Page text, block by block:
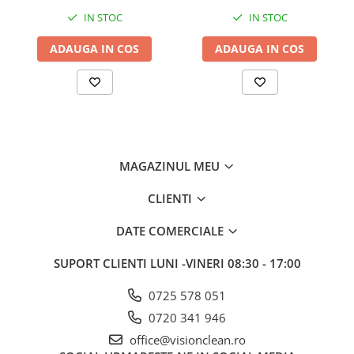
Produse hoteliere
Accesorii hoteliere
Carucioare camerista hotel
Gama de cosmetice hoteliere
Gama de cosmetice hoteliere I Am
Gama de cosmetice hoteliere Lux
Gama de cosmetice hoteliere
IN STOC
ADAUGA IN COS
IN STOC
ADAUGA IN COS
MAGAZINUL MEU
CLIENTI
DATE COMERCIALE
SUPORT CLIENTI LUNI -VINERI 08:30 - 17:00
0725 578 051
0720 341 946
office@visionclean.ro